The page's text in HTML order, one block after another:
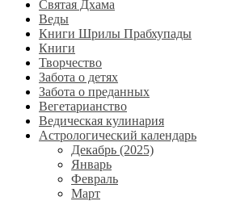
Святая Дхама
Веды
Книги Шрилы Прабхупады
Книги
Творчество
Забота о детях
Забота о преданных
Вегетарианство
Ведическая кулинария
Астрологический календарь
Декабрь (2025)
Январь
Февраль
Март